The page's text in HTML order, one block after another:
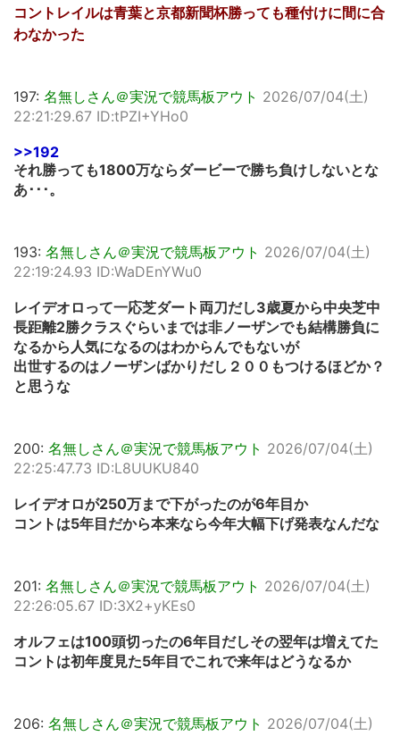
コントレイルは青葉と京都新聞杯勝っても種付けに間に合
わなかった
197: 名無しさん＠実況で競馬板アウト 2026/07/04(土)
22:21:29.67 ID:tPZI+YHo0
>>192
それ勝っても1800万ならダービーで勝ち負けしないとな
あ･･･。
193: 名無しさん＠実況で競馬板アウト 2026/07/04(土)
22:19:24.93 ID:WaDEnYWu0
レイデオロって一応芝ダート両刀だし3歳夏から中央芝中
長距離2勝クラスぐらいまでは非ノーザンでも結構勝負に
なるから人気になるのはわからんでもないが
出世するのはノーザンばかりだし２００もつけるほどか？
と思うな
200: 名無しさん＠実況で競馬板アウト 2026/07/04(土)
22:25:47.73 ID:L8UUKU840
レイデオロが250万まで下がったのが6年目か
コントは5年目だから本来なら今年大幅下げ発表なんだな
201: 名無しさん＠実況で競馬板アウト 2026/07/04(土)
22:26:05.67 ID:3X2+yKEs0
オルフェは100頭切ったの6年目だしその翌年は増えてた
コントは初年度見た5年目でこれで来年はどうなるか
206: 名無しさん＠実況で競馬板アウト 2026/07/04(土)